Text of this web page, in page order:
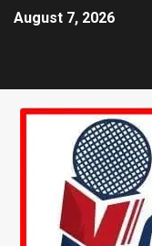
August 7, 2026